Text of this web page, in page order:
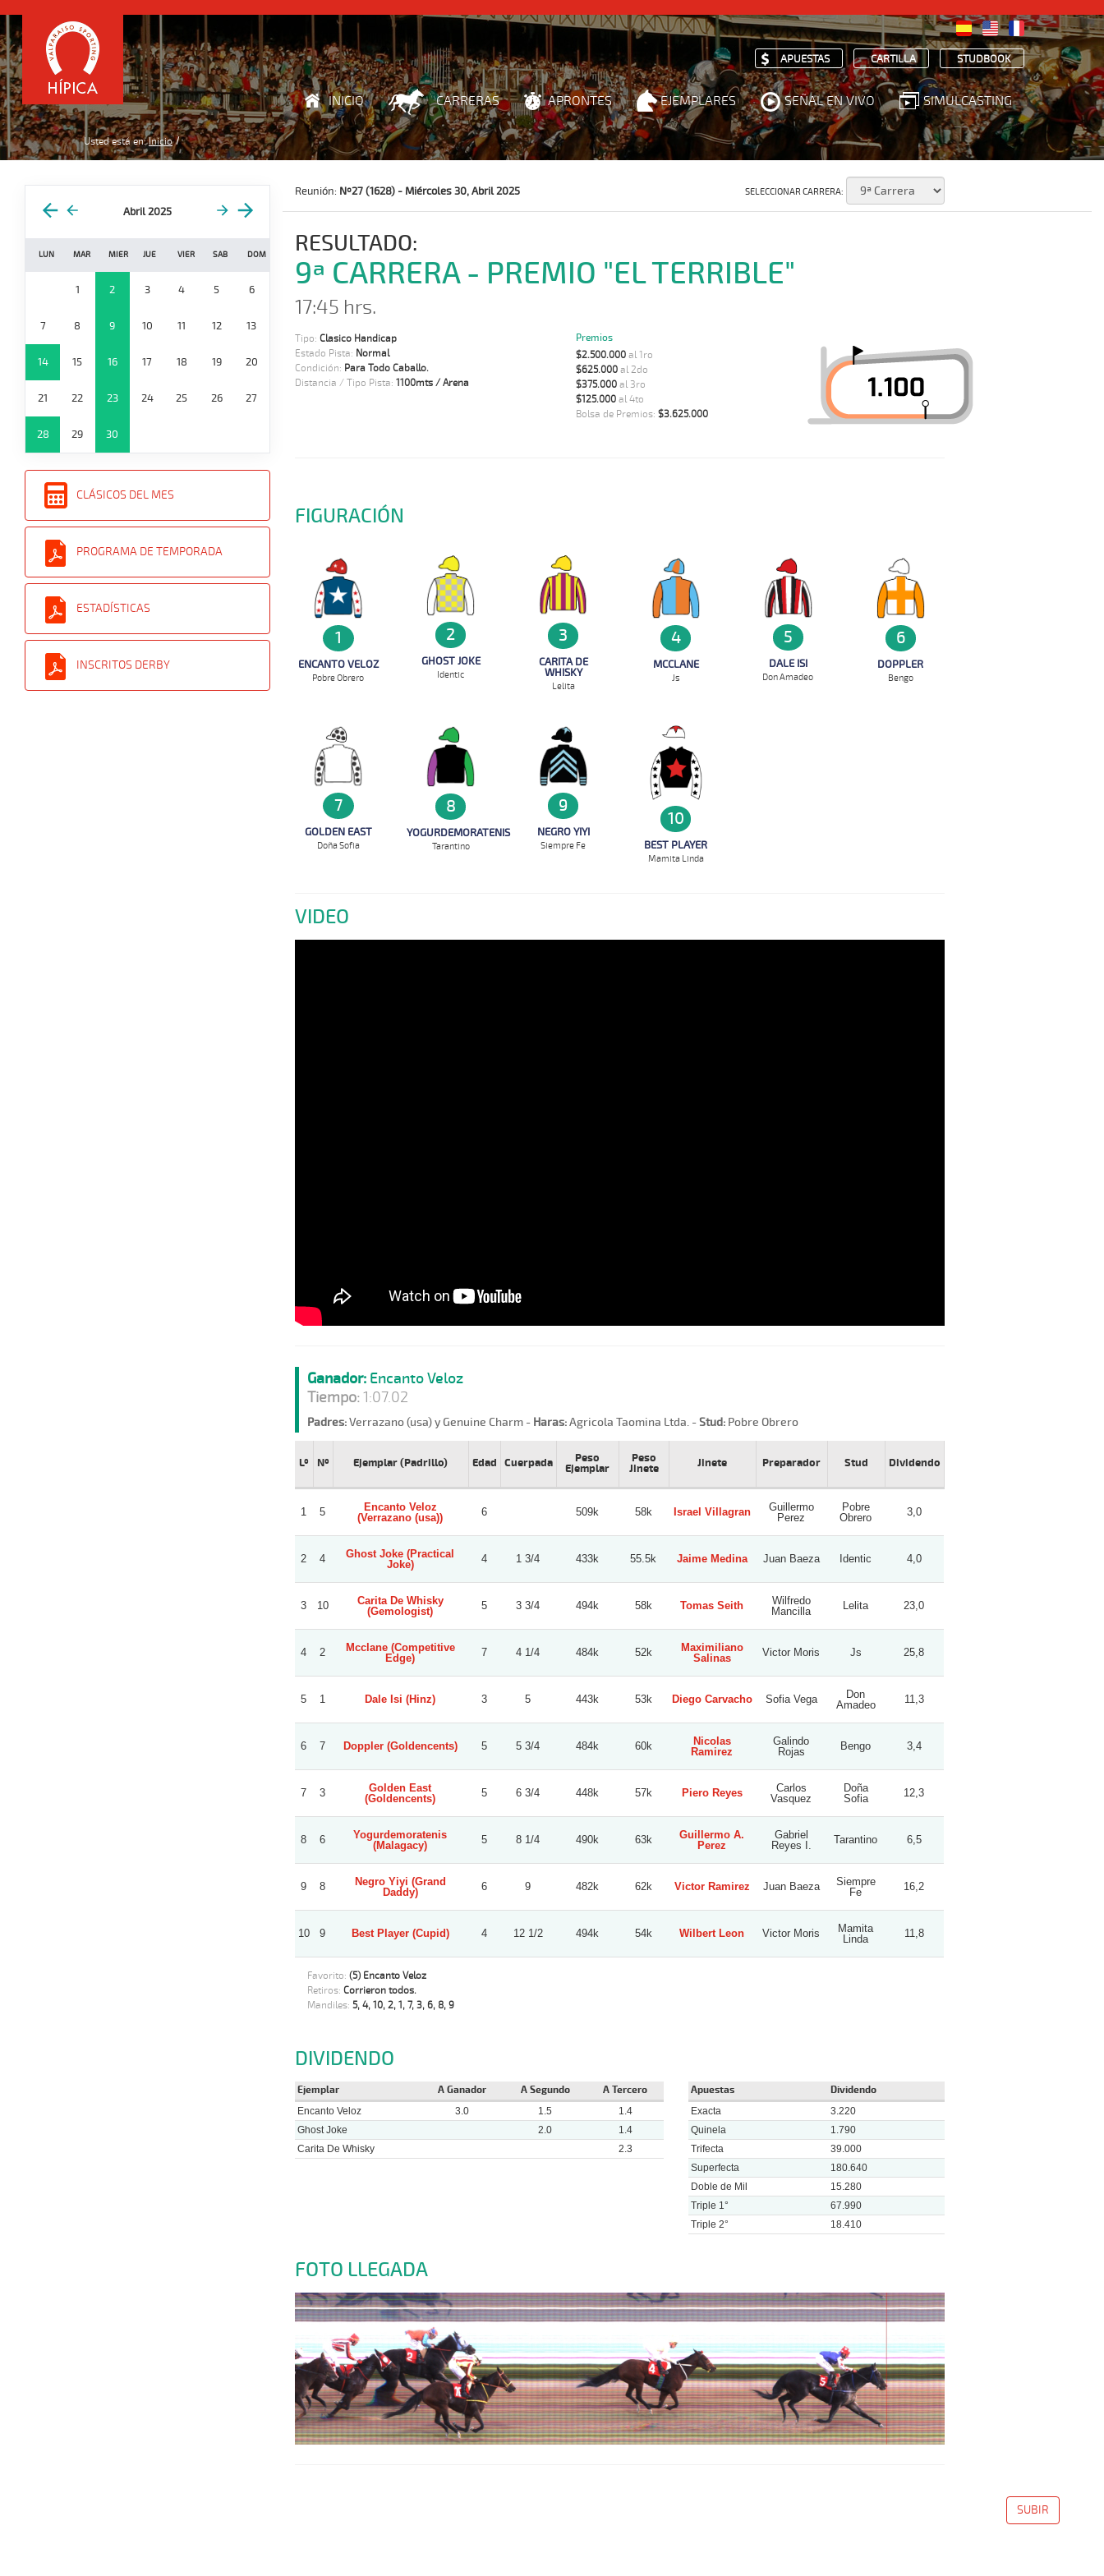
APUESTAS CARTILLA STUDBOOK
INICIO CARRERAS APRONTES EJEMPLARES SEÑAL EN VIVO SIMULCASTING
Usted está en: Inicio
Abril 2025
LUN MAR MIER JUE VIER SAB DOM
1 2 3 4 5 6
7 8 9 10 11 12 13
14 15 16 17 18 19 20
21 22 23 24 25 26 27
28 29 30
CLÁSICOS DEL MES
PROGRAMA DE TEMPORADA
ESTADÍSTICAS
INSCRITOS DERBY
Reunión: Nº27 (1628) - Miércoles 30, Abril 2025 SELECCIONAR CARRERA:
RESULTADO:
9ª CARRERA - PREMIO "EL TERRIBLE"
17:45 hrs.
Tipo: Clasico Handicap
Estado Pista: Normal
Condición: Para Todo Caballo.
Distancia / Tipo Pista: 1100mts / Arena
Premios
$2.500.000al 1ro
$625.000al 2do
$375.000al 3ro
$125.000al 4to
Bolsa de Premios: $3.625.000
FIGURACIÓN
1
ENCANTO VELOZ
Pobre Obrero
2
GHOST JOKE
Identic
3
CARITA DE
WHISKY
Lelita
4
MCCLANE
Js
5
DALE ISI
Don Amadeo
6
DOPPLER
Bengo
7
GOLDEN EAST
Doña Sofia
8
YOGURDEMORATENIS
Tarantino
9
NEGRO YIYI
Siempre Fe
10
BEST PLAYER
Mamita Linda
VIDEO
Ganador:Encanto Veloz
Tiempo:1:07.02
Padres:Verrazano (usa) y Genuine Charm - Haras:Agricola Taomina Ltda. -Stud:Pobre Obrero
Lº Nº Ejemplar (Padrillo) Edad Cuerpada
Peso
Ejemplar
Peso
Jinete
Jinete Preparador Stud Dividendo
1 5
Encanto Veloz
(Verrazano (usa))
6 509k 58k Israel Villagran
Guillermo
Perez
Pobre
Obrero
3,0
2 4
Ghost Joke (Practical
Joke)
4 1 3/4 433k 55.5k Jaime Medina Juan Baeza Identic 4,0
3 10
Carita De Whisky
(Gemologist)
5 3 3/4 494k 58k Tomas Seith
Wilfredo
Mancilla
Lelita 23,0
4 2
Mcclane (Competitive
Edge)
7 4 1/4 484k 52k
Maximiliano
Salinas
Victor Moris Js 25,8
5 1 Dale Isi (Hinz) 3 5 443k 53k Diego Carvacho Sofia Vega
Don
Amadeo
11,3
6 7 Doppler (Goldencents) 5 5 3/4 484k 60k
Nicolas
Ramirez
Galindo
Rojas
Bengo 3,4
7 3
Golden East
(Goldencents)
5 6 3/4 448k 57k Piero Reyes
Carlos
Vasquez
Doña
Sofia
12,3
8 6
Yogurdemoratenis
(Malagacy)
5 8 1/4 490k 63k
Guillermo A.
Perez
Gabriel
Reyes I.
Tarantino 6,5
9 8
Negro Yiyi (Grand
Daddy)
6 9 482k 62k Victor Ramirez Juan Baeza
Siempre
Fe
16,2
10 9 Best Player (Cupid) 4 12 1/2 494k 54k Wilbert Leon Victor Moris
Mamita
Linda
11,8
Favorito: (5) Encanto Veloz
Retiros: Corrieron todos.
Mandiles: 5, 4, 10, 2, 1, 7, 3, 6, 8, 9
DIVIDENDO
Ejemplar A Ganador A Segundo A Tercero
Encanto Veloz 3.0 1.5
1.4
Ghost Joke
2.0
1.4
Carita De Whisky
2.3
Apuestas Dividendo
Exacta
3.220
Quinela
1.790
Trifecta
39.000
Superfecta
180.640
Doble de Mil
15.280
Triple 1°
67.990
Triple 2°
18.410
FOTO LLEGADA
SUBIR